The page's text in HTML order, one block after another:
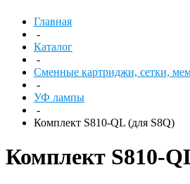
Главная
-
Каталог
-
Сменные картриджи, сетки,
-
УФ лампы
-
Комплект S810-QL (для S8Q)
Комплект S810-